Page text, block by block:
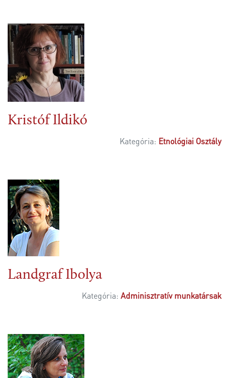
Kristóf Ildikó
Kategória: Etnológiai Osztály
Landgraf Ibolya
Kategória: Adminisztratív munkatársak